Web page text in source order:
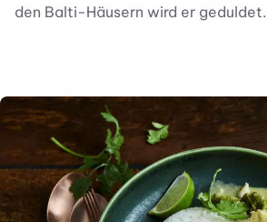
den Balti-Häusern wird er geduldet.